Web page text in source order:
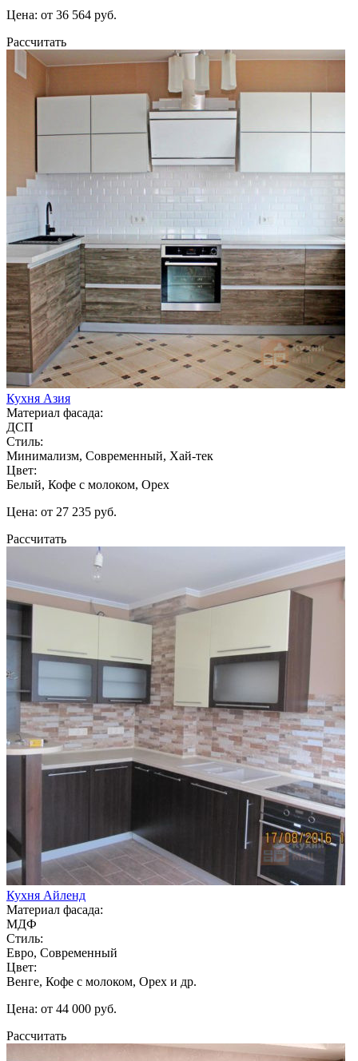
Цена: от 36 564 руб.
Рассчитать
Кухня Азия
Материал фасада:
ДСП
Стиль:
Минимализм, Современный, Хай-тек
Цвет:
Белый, Кофе с молоком, Орех
Цена: от 27 235 руб.
Рассчитать
Кухня Айленд
Материал фасада:
МДФ
Стиль:
Евро, Современный
Цвет:
Венге, Кофе с молоком, Орех и др.
Цена: от 44 000 руб.
Рассчитать